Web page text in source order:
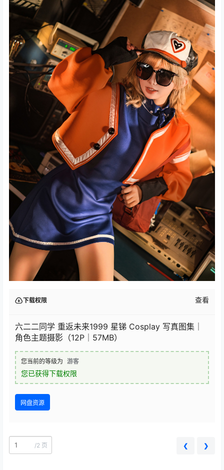
下载权限 查看
六二二同学 重返未来1999 星锑 Cosplay 写真图集｜
角色主题摄影（12P｜57MB）
您当前的等级为 游客
您已获得下载权限
网盘资源
/2 页 ❮ ❯